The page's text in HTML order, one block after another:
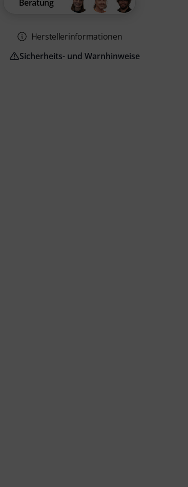
Beratung
Herstellerinformationen
Sicherheits- und Warnhinweise